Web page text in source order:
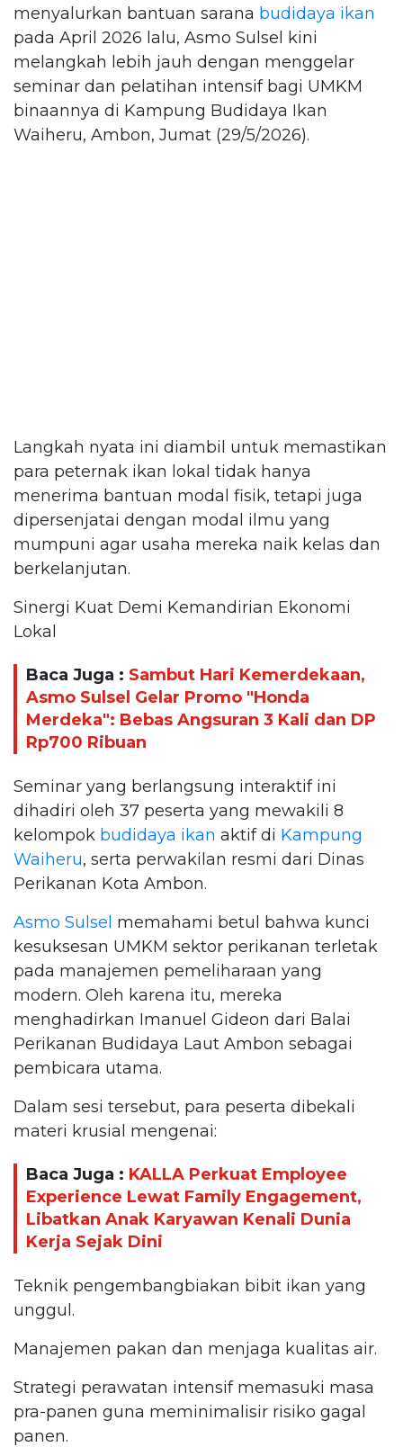
menyalurkan bantuan sarana budidaya ikan
pada April 2026 lalu, Asmo Sulsel kini
melangkah lebih jauh dengan menggelar
seminar dan pelatihan intensif bagi UMKM
binaannya di Kampung Budidaya Ikan
Waiheru, Ambon, Jumat (29/5/2026).
Langkah nyata ini diambil untuk memastikan
para peternak ikan lokal tidak hanya
menerima bantuan modal fisik, tetapi juga
dipersenjatai dengan modal ilmu yang
mumpuni agar usaha mereka naik kelas dan
berkelanjutan.
Sinergi Kuat Demi Kemandirian Ekonomi
Lokal
Baca Juga : Sambut Hari Kemerdekaan,
Asmo Sulsel Gelar Promo "Honda
Merdeka": Bebas Angsuran 3 Kali dan DP
Rp700 Ribuan
Seminar yang berlangsung interaktif ini
dihadiri oleh 37 peserta yang mewakili 8
kelompok budidaya ikan aktif di Kampung
Waiheru, serta perwakilan resmi dari Dinas
Perikanan Kota Ambon.
Asmo Sulsel memahami betul bahwa kunci
kesuksesan UMKM sektor perikanan terletak
pada manajemen pemeliharaan yang
modern. Oleh karena itu, mereka
menghadirkan Imanuel Gideon dari Balai
Perikanan Budidaya Laut Ambon sebagai
pembicara utama.
Dalam sesi tersebut, para peserta dibekali
materi krusial mengenai:
Baca Juga : KALLA Perkuat Employee
Experience Lewat Family Engagement,
Libatkan Anak Karyawan Kenali Dunia
Kerja Sejak Dini
Teknik pengembangbiakan bibit ikan yang
unggul.
Manajemen pakan dan menjaga kualitas air.
Strategi perawatan intensif memasuki masa
pra-panen guna meminimalisir risiko gagal
panen.